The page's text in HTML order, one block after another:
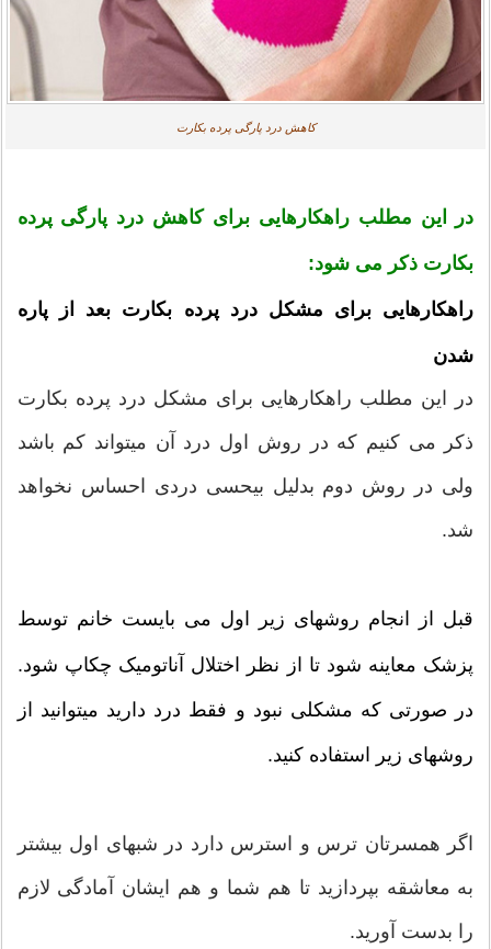
کاهش درد پارگی پرده بکارت
در این مطلب راهکارهایی برای کاهش درد پارگی پرده
بکارت ذکر می شود:
راهکارهایی برای مشکل درد پرده بکارت بعد از پاره
شدن
در این مطلب راهکارهایی برای مشکل درد پرده بکارت
ذکر می کنیم که در روش اول درد آن میتواند کم باشد
ولی در روش دوم بدلیل بیحسی دردی احساس نخواهد
شد.
قبل از انجام روشهای زیر اول می بایست خانم توسط
پزشک معاینه شود تا از نظر اختلال آناتومیک چکاپ شود.
در صورتی که مشکلی نبود و فقط درد دارید میتوانید از
روشهای زیر استفاده کنید.
اگر همسرتان ترس و استرس دارد در شبهای اول بیشتر
به معاشقه بپردازید تا هم شما و هم ایشان آمادگی لازم
را بدست آورید.